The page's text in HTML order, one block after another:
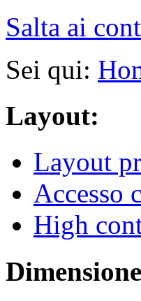
Salta ai
Sei qui:
Layout:
Layout
Accesso
High